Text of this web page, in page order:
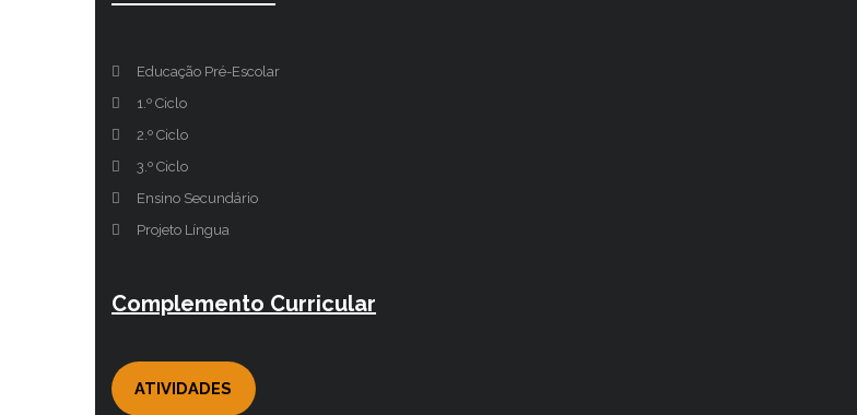
Educação Pré-Escolar
1.º Ciclo
2.º Ciclo
3.º Ciclo
Ensino Secundário
Projeto Língua
Complemento Curricular
ATIVIDADES